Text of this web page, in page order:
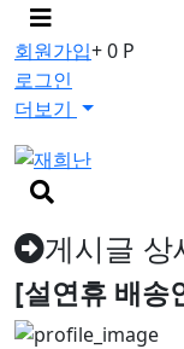
메
뉴
버
튼
회원가입+ 0 P
로그인
더보기
검
색
버
튼게시글 상
[설연휴 배송